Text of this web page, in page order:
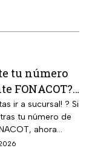
tu número
FONACOT?
y
tu crédito
ir a sucursal! ? Si
tu número de
ahora
y